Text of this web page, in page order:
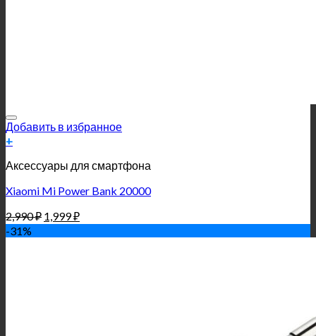
Добавить в избранное
+
Аксессуары для смартфона
Xiaomi Mi Power Bank 20000
2,990₽ 1,999₽
-31%